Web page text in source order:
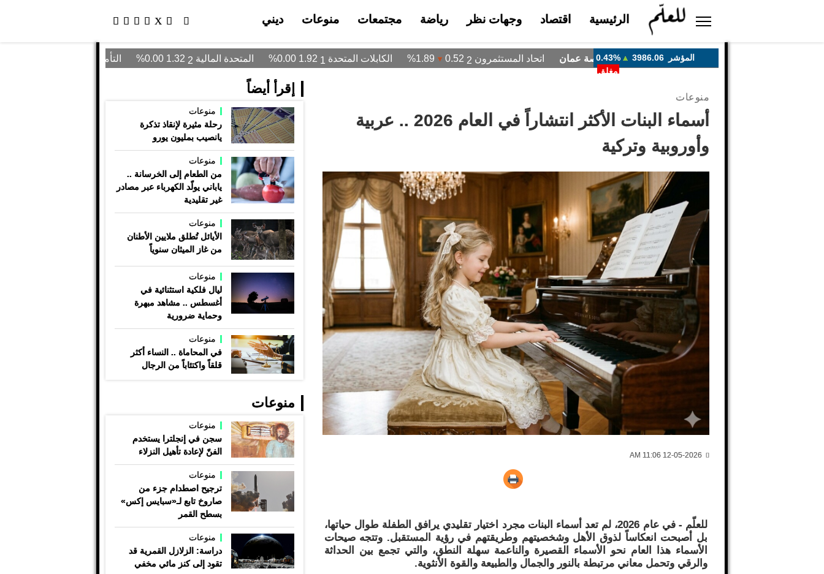
الرئيسية اقتصاد وجهات نظر رياضة مجتمعات منوعات ديني
منوعات
أسماء البنات الأكثر انتشاراً في العام 2026 .. عربية
وأوروبية وتركية
للعلّم - في عام 2026، لم تعد أسماء البنات مجرد اختيار تقليدي يرافق الطفلة طوال حياتها،
بل أصبحت انعكاساً لذوق الأهل وشخصيتهم وطريقتهم في رؤية المستقبل. وتتجه صيحات
الأسماء هذا العام نحو الأسماء القصيرة والناعمة سهلة النطق، والتي تجمع بين الحداثة
والرقي وتحمل معاني مرتبطة بالنور والجمال والطبيعة والقوة الأنثوية.
إقرأ أيضاً
منوعات
رحلة مثيرة لإنقاذ تذكرة
يانصيب بمليون يورو
منوعات
من الطعام إلى الخرسانة ..
ياباني يولّد الكهرباء عبر مصادر
غير تقليدية
منوعات
الأيائل تُطلق ملايين الأطنان
من غاز الميثان سنوياً
منوعات
ليال فلكية استثنائية في
أغسطس .. مشاهد مبهرة
وحماية ضرورية
منوعات
في المحاماة .. النساء أكثر
قلقاً واكتئاباً من الرجال
منوعات
منوعات
سجن في إنجلترا يستخدم
الفنّ لإعادة تأهيل النزلاء
منوعات
ترجيح اصطدام جزء من
صاروخ تابع لـ«سبايس إكس»
بسطح القمر
منوعات
دراسة: الزلازل القمرية قد
تقود إلى كنز مائي مخفي